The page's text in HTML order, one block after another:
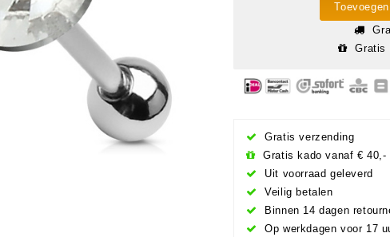
Gratis
Gratis verzending
Gratis kado vanaf € 40,-
Uit voorraad geleverd
Veilig betalen
Binnen 14 dagen
Op werkdagen voor 17